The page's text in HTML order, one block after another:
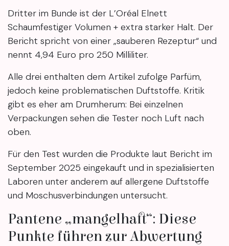
Dritter im Bunde ist der L’Oréal Elnett
Schaumfestiger Volumen + extra starker Halt. Der
Bericht spricht von einer „sauberen Rezeptur“ und
nennt 4,94 Euro pro 250 Milliliter.
Alle drei enthalten dem Artikel zufolge Parfüm,
jedoch keine problematischen Duftstoffe. Kritik
gibt es eher am Drumherum: Bei einzelnen
Verpackungen sehen die Tester noch Luft nach
oben.
Für den Test wurden die Produkte laut Bericht im
September 2025 eingekauft und in spezialisierten
Laboren unter anderem auf allergene Duftstoffe
und Moschusverbindungen untersucht.
Pantene „mangelhaft“: Diese
Punkte führen zur Abwertung